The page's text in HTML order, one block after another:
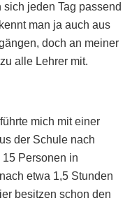
jeden Tag passend
man ja auch aus
doch an meiner
alle Lehrer mit.
mich mit einer
der Schule nach
Personen in
etwa 1,5 Stunden
besitzen schon den